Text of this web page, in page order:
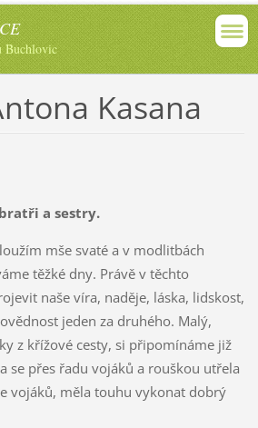
Buchlovic
Kasana
a sestry.
mše svaté a v modlitbách
těžké dny. Právě v těchto
naše víra, naděje, láska, lidskost,
jeden za druhého. Malý,
z křížové cesty, si připomínáme již
se přes řadu vojáků a rouškou utřela
vojáků, měla touhu vykonat dobrý